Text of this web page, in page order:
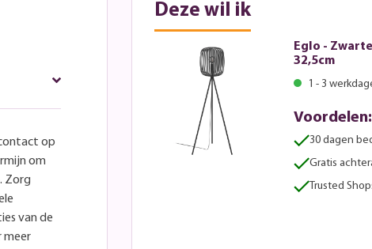
op
om
Zorg
van de
meer
Deze wil ik
Eglo -
32,5cm
1 - 3
Voordelen:
30 dagen
Gratis
Trusted